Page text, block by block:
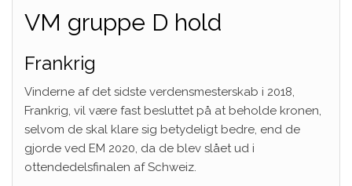
VM gruppe D hold
Frankrig
Vinderne af det sidste verdensmesterskab i 2018,
Frankrig, vil være fast besluttet på at beholde kronen,
selvom de skal klare sig betydeligt bedre, end de
gjorde ved EM 2020, da de blev slået ud i
ottendedelsfinalen af ​​Schweiz.